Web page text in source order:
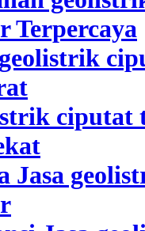
Terpercaya
ciputat
Jasa